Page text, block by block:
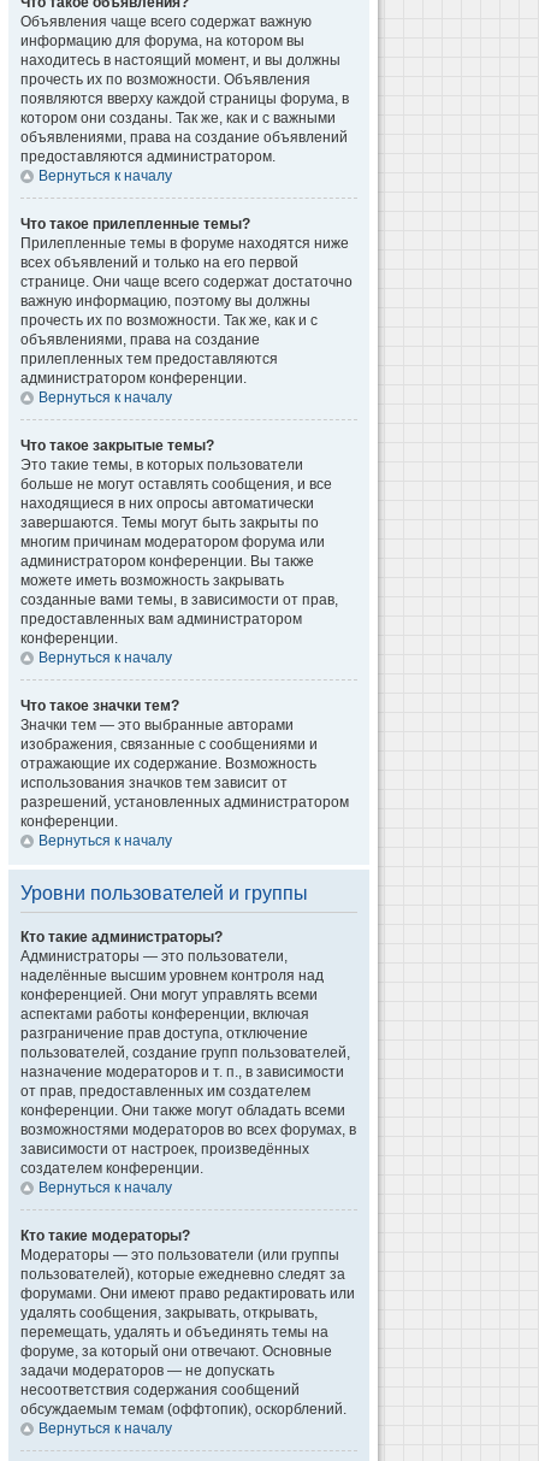
Объявления чаще всего содержат важную
информацию для форума, на котором вы
находитесь в настоящий момент, и вы должны
прочесть их по возможности. Объявления
появляются вверху каждой страницы форума, в
котором они созданы. Так же, как и с важными
объявлениями, права на создание объявлений
предоставляются администратором.
Вернуться к началу
Что такое прилепленные темы?
Прилепленные темы в форуме находятся ниже
всех объявлений и только на его первой
странице. Они чаще всего содержат достаточно
важную информацию, поэтому вы должны
прочесть их по возможности. Так же, как и с
объявлениями, права на создание
прилепленных тем предоставляются
администратором конференции.
Вернуться к началу
Что такое закрытые темы?
Это такие темы, в которых пользователи
больше не могут оставлять сообщения, и все
находящиеся в них опросы автоматически
завершаются. Темы могут быть закрыты по
многим причинам модератором форума или
администратором конференции. Вы также
можете иметь возможность закрывать
созданные вами темы, в зависимости от прав,
предоставленных вам администратором
конференции.
Вернуться к началу
Что такое значки тем?
Значки тем — это выбранные авторами
изображения, связанные с сообщениями и
отражающие их содержание. Возможность
использования значков тем зависит от
разрешений, установленных администратором
конференции.
Вернуться к началу
Уровни пользователей и группы
Кто такие администраторы?
Администраторы — это пользователи,
наделённые высшим уровнем контроля над
конференцией. Они могут управлять всеми
аспектами работы конференции, включая
разграничение прав доступа, отключение
пользователей, создание групп пользователей,
назначение модераторов и т. п., в зависимости
от прав, предоставленных им создателем
конференции. Они также могут обладать всеми
возможностями модераторов во всех форумах, в
зависимости от настроек, произведённых
создателем конференции.
Вернуться к началу
Кто такие модераторы?
Модераторы — это пользователи (или группы
пользователей), которые ежедневно следят за
форумами. Они имеют право редактировать или
удалять сообщения, закрывать, открывать,
перемещать, удалять и объединять темы на
форуме, за который они отвечают. Основные
задачи модераторов — не допускать
несоответствия содержания сообщений
обсуждаемым темам (оффтопик), оскорблений.
Вернуться к началу